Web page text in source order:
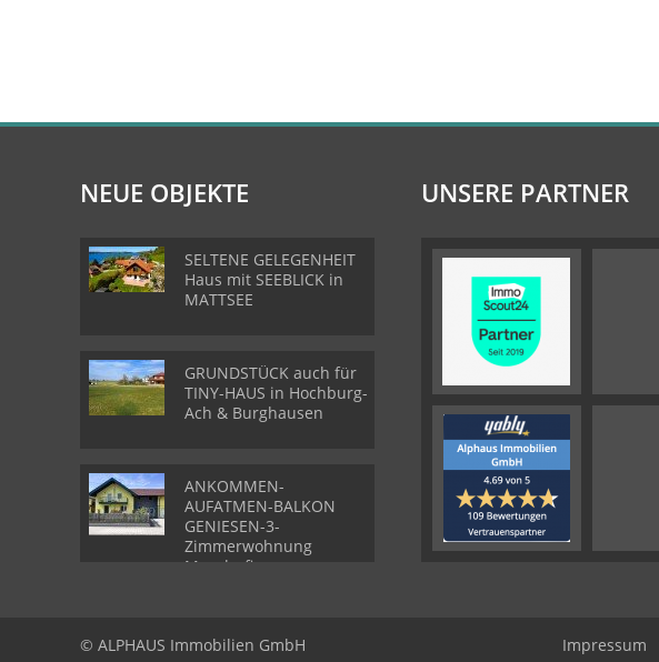
NEUE OBJEKTE
SELTENE GELEGENHEIT
Haus mit SEEBLICK in
MATTSEE
GRUNDSTÜCK auch für
TINY-HAUS in Hochburg-
Ach & Burghausen
ANKOMMEN-
AUFATMEN-BALKON
GENIESEN-3-
Zimmerwohnung
Munderfing
UNSERE PARTNER
© ALPHAUS Immobilien GmbH Impressum